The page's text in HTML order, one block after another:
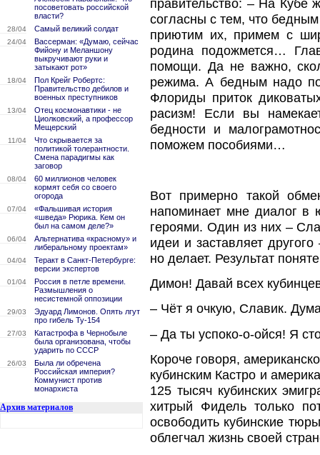
посоветовать российской
власти?
28/04 Самый великий солдат
24/04
Вассерман: «Думаю, сейчас
Фийону и Меланшону
выкручивают руки и
затыкают рот»
18/04
Пол Крейг Робертс:
Правительство дебилов и
военных преступников
13/04
Отец космонавтики - не
Циолковский, а профессор
Мещерский
11/04
Что скрывается за
политикой толерантности.
Смена парадигмы как
заговор
08/04
60 миллионов человек
кормят себя со своего
огорода
07/04
«Фальшивая история
«шведа» Рюрика. Кем он
был на самом деле?»
06/04
Альтернатива «красному» и
либеральному проектам»
04/04
Теракт в Санкт-Петербурге:
версии экспертов
01/04
Россия в петле времени.
Размышления о
несистемной оппозиции
29/03
Эдуард Лимонов. Опять лгут
про гибель Ту-154
27/03
Катастрофа в Чернобыле
была организована, чтобы
ударить по СССР
26/03
Была ли обречена
Российская империя?
Коммунист против
монархиста
Архив материалов
правительство: – На
согласны с тем, что
приютим их, примем с
родина подожмется…
помощи. Да не важно,
режима. А бедным надо
Флориды приток
расизм! Если вы
бедности и
поможем пособиями…
Вот примерно такой
напоминает мне диалог в
героями. Один из них –
идеи и заставляет
но делает. Результат
Димон! Давай всех
– Чёт я очкую, Славик.
– Да ты успоко-о-ойся! Я
Короче говоря,
кубинским Кастро и
125 тысяч кубинских
хитрый Фидель только
освободить кубинские
облегчал жизнь своей